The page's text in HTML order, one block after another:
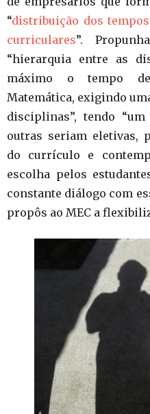
“distribuição dos
curriculares”.
“hierarquia entre as
máximo o tempo
Matemática, exigindo
disciplinas”, tendo
outras seriam eletivas,
do currículo e
escolha pelos
constante diálogo com
propôs ao MEC a